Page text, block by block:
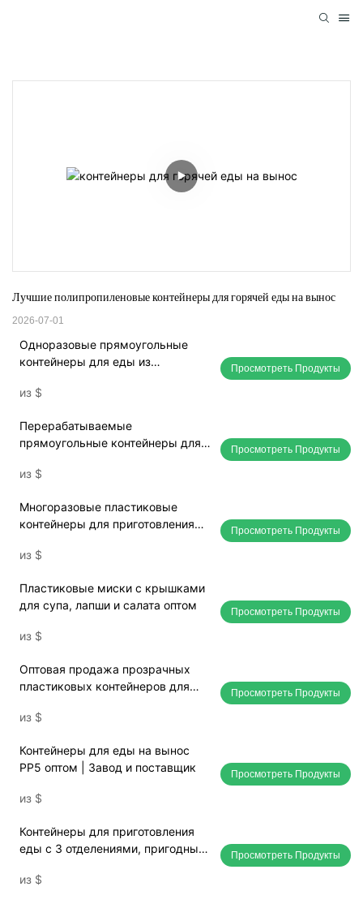
Лучшие полипропиленовые контейнеры для горячей еды на вынос
2026-07-01
Одноразовые прямоугольные
контейнеры для еды из
для еды на вынос.
из $
Просмотреть Продукты
Перерабатываемые
прямоугольные контейнеры для
полипропиленовые контейнеры
из $
Просмотреть Продукты
Многоразовые пластиковые
контейнеры для приготовления
использования в микроволновой
из $
Просмотреть Продукты
Пластиковые миски с крышками
для супа, лапши и салата оптом
из $
Просмотреть Продукты
Оптовая продажа прозрачных
пластиковых контейнеров для
100% не содержащих бисфенол А.
из $
Просмотреть Продукты
Контейнеры для еды на вынос
PP5 оптом | Завод и поставщик
из $
Просмотреть Продукты
Контейнеры для приготовления
еды с 3 отделениями, пригодные
микроволновой печи, с
из $
Просмотреть Продукты